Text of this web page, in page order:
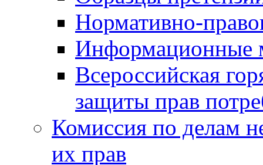
Нормативно-
Информационные
Всероссийская
защиты прав
Комиссия по делам
их прав